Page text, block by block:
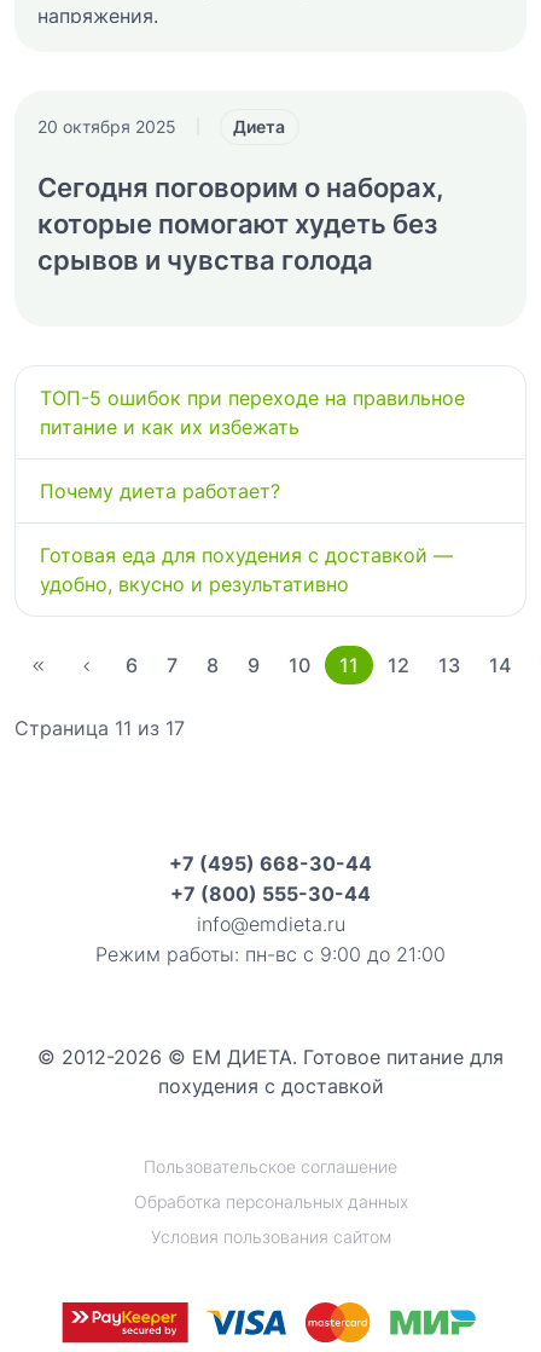
напряжения.
20 октября 2025 Диета
Сегодня поговорим о наборах,
которые помогают худеть без
срывов и чувства голода
ТОП-5 ошибок при переходе на правильное
питание и как их избежать
Почему диета работает?
Готовая еда для похудения с доставкой —
удобно, вкусно и результативно
6 7 8 9 10 11 12 13 14
Страница 11 из 17
+7 (495) 668-30-44
+7 (800) 555-30-44
info@emdieta.ru
Режим работы: пн-вс с 9:00 до 21:00
© 2012-2026 © ЕМ ДИЕТА. Готовое питание для
похудения с доставкой
Пользовательское соглашение
Обработка персональных данных
Условия пользования сайтом